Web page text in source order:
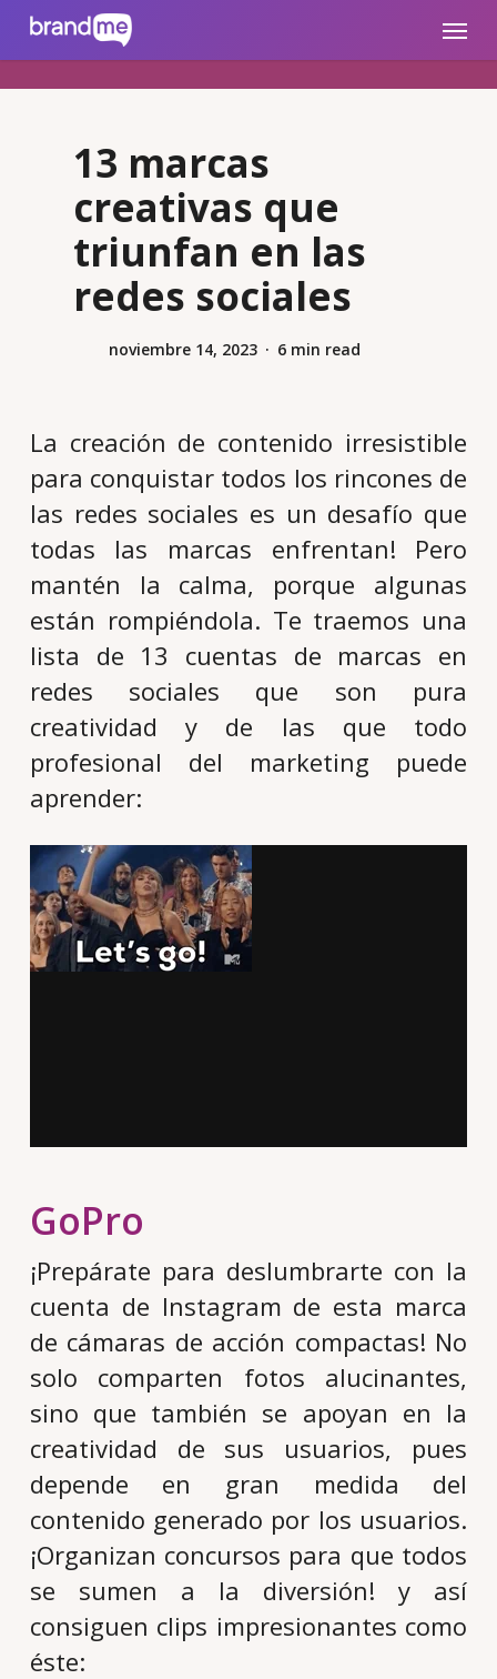
brandme.la Menu
13 marcas
creativas que
triunfan en las
redes sociales
noviembre 14, 2023 6 min read
La creación de contenido irresistible
para conquistar todos los rincones de
las redes sociales es un desafío que
todas las marcas enfrentan! Pero
mantén la calma, porque algunas
están rompiéndola. Te traemos una
lista de 13 cuentas de marcas en
redes sociales que son pura
creatividad y de las que todo
profesional del marketing puede
aprender:
GoPro
¡Prepárate para deslumbrarte con la
cuenta de Instagram de esta marca
de cámaras de acción compactas! No
solo comparten fotos alucinantes,
sino que también se apoyan en la
creatividad de sus usuarios, pues
depende en gran medida del
contenido generado por los usuarios.
¡Organizan concursos para que todos
se sumen a la diversión! y así
consiguen clips impresionantes como
éste: